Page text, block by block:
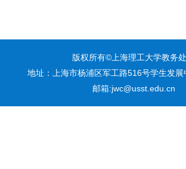
版权所有©上海理工大学教务
地址：上海市杨浦区军工路516号学生发
邮箱:jwc@usst.edu.cn